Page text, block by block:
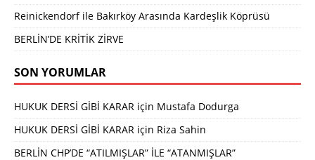
Reinickendorf ile Bakırköy Arasında Kardeşlik Köprüsü
BERLİN’DE KRİTİK ZİRVE
SON YORUMLAR
HUKUK DERSİ GİBİ KARAR için Mustafa Dodurga
HUKUK DERSİ GİBİ KARAR için Riza Sahin
BERLİN CHP’DE “ATILMIŞLAR” İLE “ATANMIŞLAR”